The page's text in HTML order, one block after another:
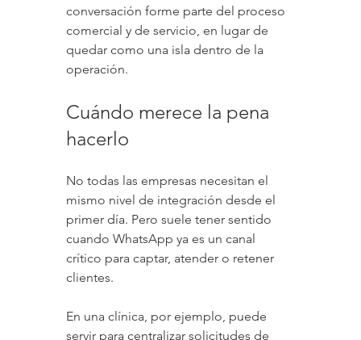
conversación forme parte del proceso
comercial y de servicio, en lugar de
quedar como una isla dentro de la
operación.
Cuándo merece la pena
hacerlo
No todas las empresas necesitan el
mismo nivel de integración desde el
primer día. Pero suele tener sentido
cuando WhatsApp ya es un canal
crítico para captar, atender o retener
clientes.
En una clínica, por ejemplo, puede
servir para centralizar solicitudes de